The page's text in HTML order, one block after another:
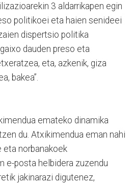
3 aldarrikapen egin
politikoei eta haien senideei
dispertsio politika
dauden preso eta
eta, azkenik, giza
bakea”.
emateko dinamika
du. Atxikimendua eman nahi
eta norbanakoek
e-posta helbidera zuzendu
jakinarazi digutenez,